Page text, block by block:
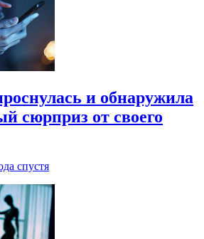
и обнаружила
сюрприз от своего
спустя